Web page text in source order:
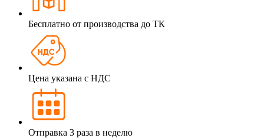
Бесплатно от производства до ТК
Цена указана с НДС
Отправка 3 раза в неделю